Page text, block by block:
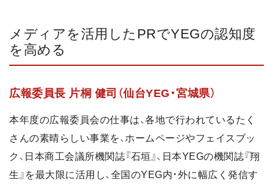
メディアを活用したPRでYEGの認知度
を高める
広報委員長 片桐 健司（仙台YEG・宮城県）
本年度の広報委員会の仕事は、各地で行われているたく
さんの素晴らしい事業を、ホームページやフェイスブッ
ク、日本商工会議所機関誌『石垣』、日本YEGの機関誌『翔
生』を最大限に活用し、全国のYEG内・外に幅広く発信す